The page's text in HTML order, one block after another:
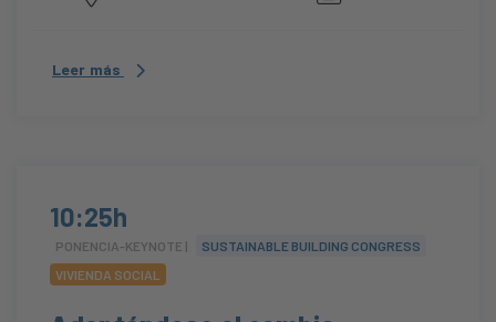
Leer más
10:25h
PONENCIA-KEYNOTE |
SUSTAINABLE BUILDING CONGRESS
VIVIENDA SOCIAL